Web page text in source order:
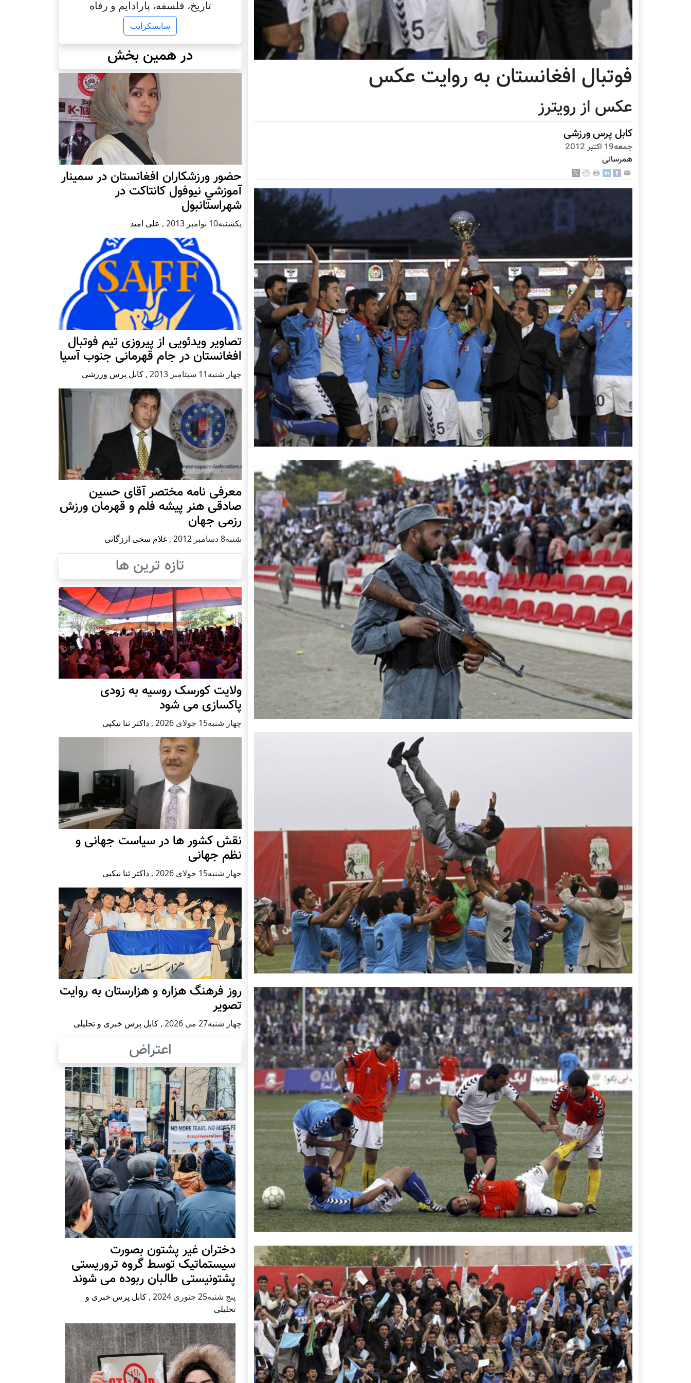
فوتبال افغانستان به روایت عکس
عکس از رویترز
کابل پرس ورزشی
جمعه19 اكتبر 2012
همرسانی
تاریخ، فلسفه، پارادایم و رفاه
سابسکرایب
در همین بخش
حضور ورزشکاران افغانستان در سمينار
آموزشي نيوفول كانتاكت در
شهراستانبول
يكشنبه10 نوامبر 2013 , علی امید
تصاویر ویدئویی از پیروزی تیم فوتبال
افغانستان در جام قهرمانی جنوب آسیا
چهار شنبه11 سپتامبر 2013 , کابل پرس ورزشی
معرفی نامه مختصر آقای حسین
صادقی هنر پیشه فلم و قهرمان ورزش
رزمی جهان
شنبه8 دسامبر 2012 , غلام سخی ارزگانی
تازه ترین ها
ولایت کورسک روسیه به زودی
پاکسازی می شود
چهار شنبه15 جولای 2026 , داکتر ثنا نیکپی
نقش کشور ها در سیاست جهانی و
نظم جهانی
چهار شنبه15 جولای 2026 , داکتر ثنا نیکپی
روز فرهنگ هزاره و هزارستان به روایت
تصویر
چهار شنبه27 می 2026 , کابل پرس خبری و تحلیلی
اعتراض
دختران غیر پشتون بصورت
سیستماتیک توسط گروه تروریستی
پشتونیستی طالبان ربوده می شوند
پنج شنبه25 جنوری 2024 , کابل پرس خبری و
تحلیلی